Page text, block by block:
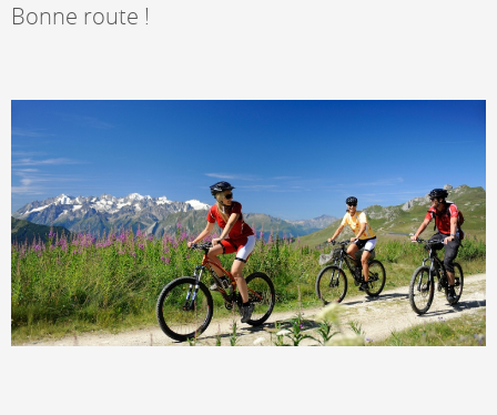
Bonne route !